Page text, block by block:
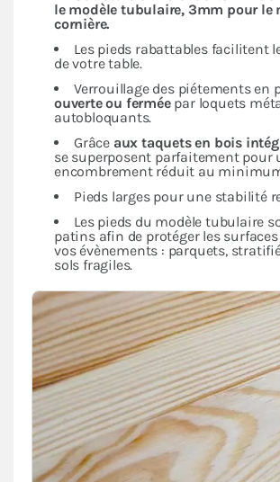
le modèle tubulaire, 3mm pour le
cornière.
Les pieds rabattables facilitent
de votre table.
Verrouillage des piétements en
ouverte ou ferméepar loquets
autobloquants.
Grâce aux taquets en bois
se superposent parfaitement pour
encombrement réduit au
Pieds larges pour une stabilité
Les pieds du modèle tubulaire
patins afin de protéger les
vos évènements : parquets,
sols fragiles.